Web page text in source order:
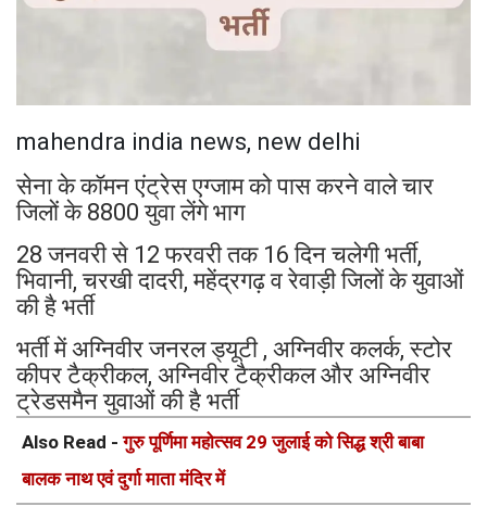
mahendra india news, new delhi
सेना के कॉमन एंट्रेस एग्जाम को पास करने वाले चार
जिलों के 8800 युवा लेंगे भाग
28 जनवरी से 12 फरवरी तक 16 दिन चलेगी भर्ती,
भिवानी, चरखी दादरी, महेंद्रगढ़ व रेवाड़ी जिलों के युवाओं
की है भर्ती
भर्ती में अग्निवीर जनरल ड्यूटी , अग्निवीर कलर्क, स्टोर
कीपर टैक्रीकल, अग्निवीर टैक्रीकल और अग्निवीर
ट्रेडसमैन युवाओं की है भर्ती
Also Read -गुरु पूर्णिमा महोत्सव 29 जुलाई को सिद्ध श्री बाबा
बालक नाथ एवं दुर्गा माता मंदिर में